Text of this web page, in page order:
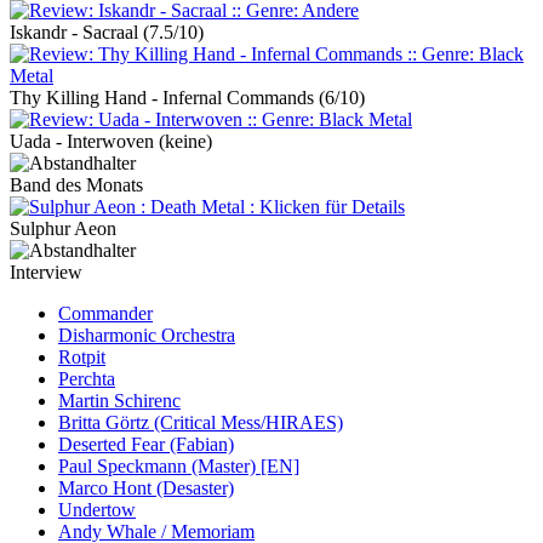
Iskandr - Sacraal (7.5/10)
Thy Killing Hand - Infernal Commands (6/10)
Uada - Interwoven (keine)
Band des Monats
Sulphur Aeon
Interview
Commander
Disharmonic Orchestra
Rotpit
Perchta
Martin Schirenc
Britta Görtz (Critical Mess/HIRAES)
Deserted Fear (Fabian)
Paul Speckmann (Master) [EN]
Marco Hont (Desaster)
Undertow
Andy Whale / Memoriam